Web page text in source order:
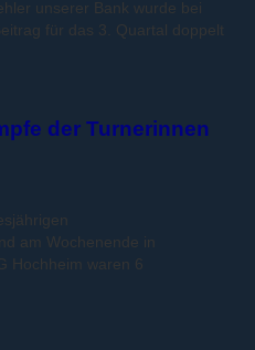
unserer Bank wurde bei
für das 3. Quartal doppelt
der Turnerinnen
am Wochenende in
Hochheim waren 6